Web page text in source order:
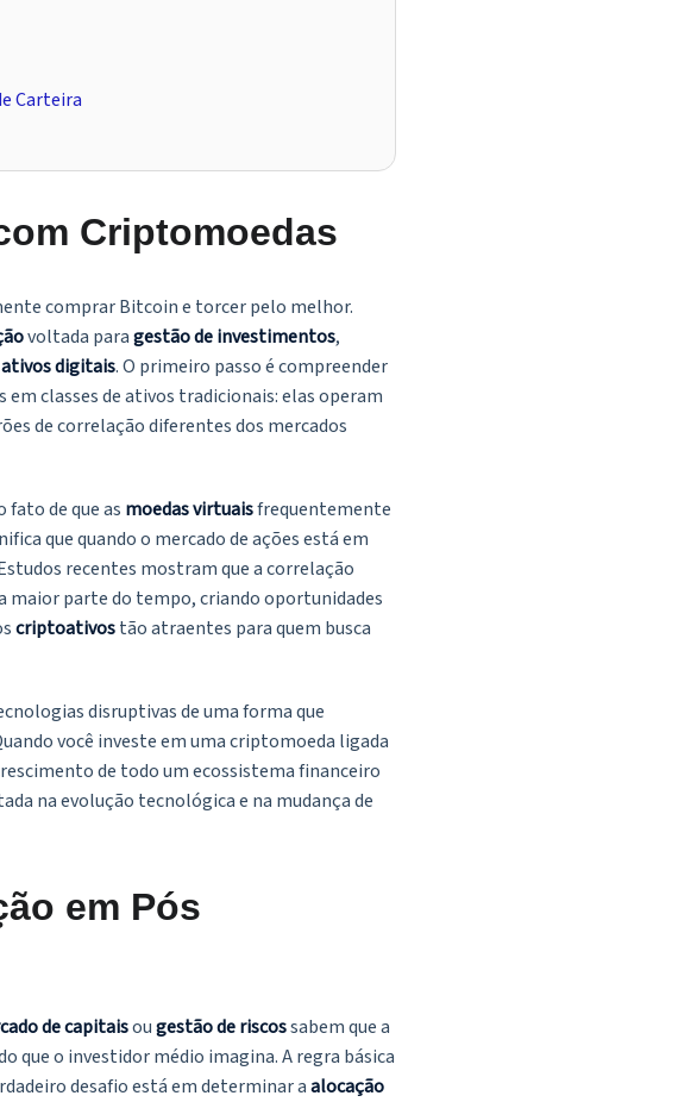
Carteira
Criptomoedas
comprar Bitcoin e torcer pelo melhor.
voltada paragestão de investimentos,
ativos digitais. O primeiro passo é compreender
classes de ativos tradicionais: elas operam
de correlação diferentes dos mercados
de que as moedas virtuaisfrequentemente
que quando o mercado de ações está em
recentes mostram que a correlação
maior parte do tempo, criando oportunidades
criptoativostão atraentes para quem busca
disruptivas de uma forma que
você investe em uma criptomoeda ligada
de todo um ecossistema financeiro
na evolução tecnológica e na mudança de
em Pós
de capitaisougestão de riscossabem que a
que o investidor médio imagina. A regra básica
desafio está em determinar aalocação